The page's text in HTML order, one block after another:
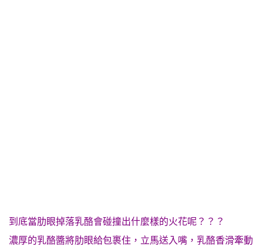
到底當肋眼掉落乳酪會碰撞出什麼樣的火花呢？？？
濃厚的乳酪醬將肋眼給包裹住，立馬送入嘴，乳酪香滑牽動